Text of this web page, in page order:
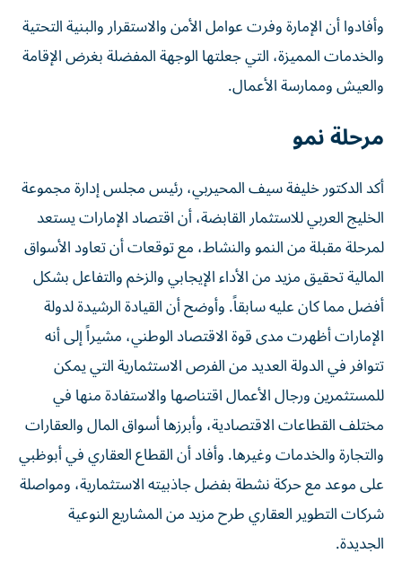
وأفادوا أن الإمارة وفرت عوامل الأمن والاستقرار والبنية التحتية
والخدمات المميزة، التي جعلتها الوجهة المفضلة بغرض الإقامة
والعيش وممارسة الأعمال.
مرحلة نمو
أكد الدكتور خليفة سيف المحيربي، رئيس مجلس إدارة مجموعة
الخليج العربي للاستثمار القابضة، أن اقتصاد الإمارات يستعد
لمرحلة مقبلة من النمو والنشاط، مع توقعات أن تعاود الأسواق
المالية تحقيق مزيد من الأداء الإيجابي والزخم والتفاعل بشكل
أفضل مما كان عليه سابقاً. وأوضح أن القيادة الرشيدة لدولة
الإمارات أظهرت مدى قوة الاقتصاد الوطني، مشيراً إلى أنه
تتوافر في الدولة العديد من الفرص الاستثمارية التي يمكن
للمستثمرين ورجال الأعمال اقتناصها والاستفادة منها في
مختلف القطاعات الاقتصادية، وأبرزها أسواق المال والعقارات
والتجارة والخدمات وغيرها. وأفاد أن القطاع العقاري في أبوظبي
على موعد مع حركة نشطة بفضل جاذبيته الاستثمارية، ومواصلة
شركات التطوير العقاري طرح مزيد من المشاريع النوعية
الجديدة.